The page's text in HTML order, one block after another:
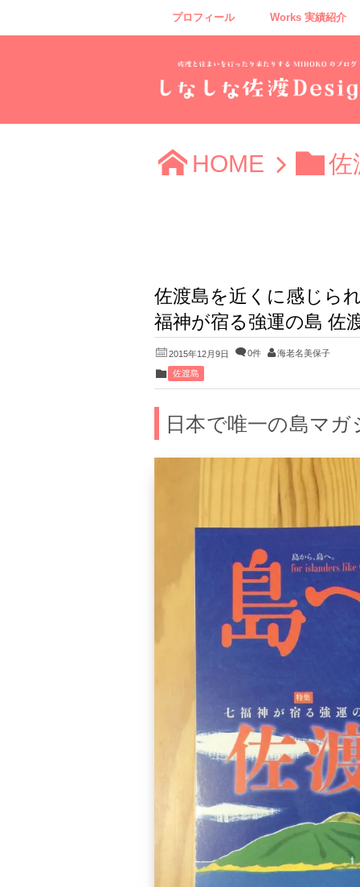
プロフィール Works 実績紹介
HOME 佐
佐渡島を近くに感じら
福神が宿る強運の島 佐
2015年12月9日 0件 海老名美保子
佐渡島
日本で唯一の島マ